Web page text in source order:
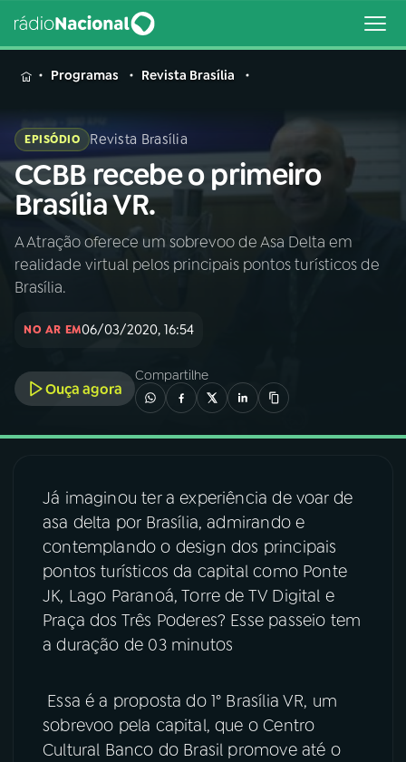
MENU
Buscar
na
Rádio
Nacional
AO VIVO
01INÍCIO
02A RÁDIO
04PROGRAMAS
05PODCASTS
06VIDEOCASTS
08FESTIVAL DE MÚSICA
Programas Revista Brasília
EPISÓDIO Revista Brasília
CCBB recebe o primeiro
Brasília VR.
A Atração oferece um sobrevoo de Asa Delta em
realidade virtual pelos principais pontos turísticos de
Brasília.
NO AR EM06/03/2020, 16:54
Ouça agora
Compartilhe
Já imaginou ter a experiência de voar de
asa delta por Brasília, admirando e
contemplando o design dos principais
pontos turísticos da capital como Ponte
JK, Lago Paranoá, Torre de TV Digital e
Praça dos Três Poderes? Esse passeio tem
a duração de 03 minutos
Essa é a proposta do 1° Brasília VR, um
sobrevoo pela capital, que o Centro
Cultural Banco do Brasil promove até o